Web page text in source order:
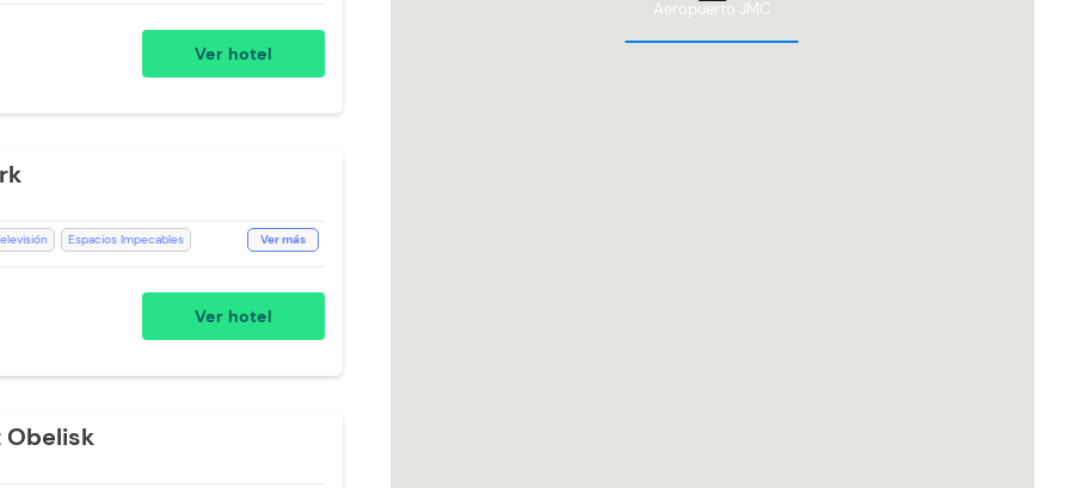
Extra)
Ver hotel
Espacios Impecables
Ver más
Ver hotel
Obelisk
Aeropuerto JMC